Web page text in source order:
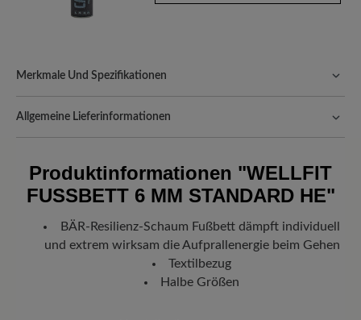
Merkmale Und Spezifikationen
kräftige Füße
Allgemeine Lieferinformationen
hinzugefügt – unabhängig vom Bestellwert.
Freuen Sie sich auf Ihr Paket!Sobald Ihre Bestellung unser Lager in
Mit der beigefügten Sendungsnummer können Sie genau
nachverfolgen, wo sich Ihr neues BÄR Lieblingsstück gerade
Produktinformationen "WELLFIT
FUSSBETT 6 MM STANDARD HE"
BÄR-Resilienz-Schaum Fußbett dämpft individuell
und extrem wirksam die Aufprallenergie beim Gehen
Textilbezug
Halbe Größen